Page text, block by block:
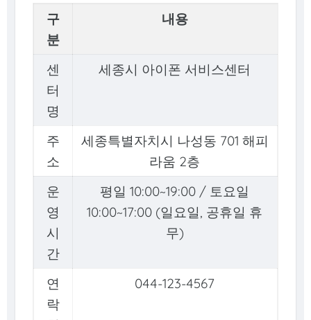
구
분
내용
센
터
명
세종시 아이폰 서비스센터
주
소
세종특별자치시 나성동 701 해피
라움 2층
운
영
시
간
평일 10:00~19:00 / 토요일
10:00~17:00 (일요일, 공휴일 휴
무)
연
락
044-123-4567